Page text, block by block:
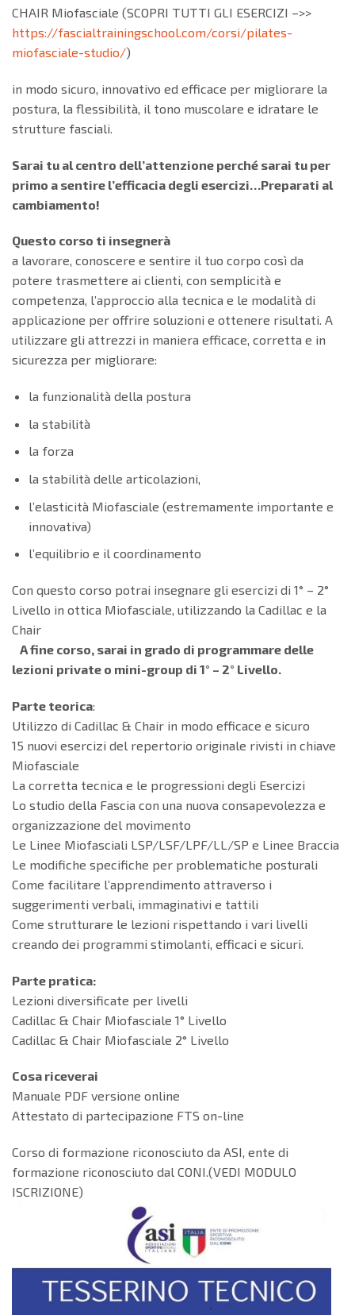
CHAIR Miofasciale (SCOPRI TUTTI GLI ESERCIZI –>>
https://fascialtrainingschool.com/corsi/pilates-
miofasciale-studio/)
in modo sicuro, innovativo ed efficace per migliorare la
postura, la flessibilità, il tono muscolare e idratare le
strutture fasciali.
Sarai tu al centro dell’attenzione perché sarai tu per
primo a sentire l’efficacia degli esercizi…Preparati al
cambiamento!
Questo corso ti insegnerà
a lavorare, conoscere e sentire il tuo corpo così da
potere trasmettere ai clienti, con semplicità e
competenza, l’approccio alla tecnica e le modalità di
applicazione per offrire soluzioni e ottenere risultati. A
utilizzare gli attrezzi in maniera efficace, corretta e in
sicurezza per migliorare:
la funzionalità della postura
la stabilità
la forza
la stabilità delle articolazioni,
l’elasticità Miofasciale (estremamente importante e
innovativa)
l’equilibrio e il coordinamento
Con questo corso potrai insegnare gli esercizi di 1° – 2°
Livello in ottica Miofasciale, utilizzando la Cadillac e la
Chair
A fine corso, sarai in grado di programmare delle
lezioni private o mini-group di 1° – 2° Livello.
Parte teorica:
Utilizzo di Cadillac & Chair in modo efficace e sicuro
15 nuovi esercizi del repertorio originale rivisti in chiave
Miofasciale
La corretta tecnica e le progressioni degli Esercizi
Lo studio della Fascia con una nuova consapevolezza e
organizzazione del movimento
Le Linee Miofasciali LSP/LSF/LPF/LL/SP e Linee Braccia
Le modifiche specifiche per problematiche posturali
Come facilitare l’apprendimento attraverso i
suggerimenti verbali, immaginativi e tattili
Come strutturare le lezioni rispettando i vari livelli
creando dei programmi stimolanti, efficaci e sicuri.
Parte pratica:
Lezioni diversificate per livelli
Cadillac & Chair Miofasciale 1° Livello
Cadillac & Chair Miofasciale 2° Livello
Cosa riceverai
Manuale PDF versione online
Attestato di partecipazione FTS on-line
Corso di formazione riconosciuto da ASI, ente di
formazione riconosciuto dal CONI.(VEDI MODULO
ISCRIZIONE)